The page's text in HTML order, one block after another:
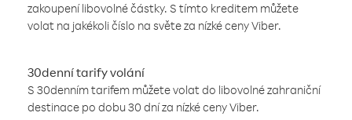
zakoupení libovolné částky. S tímto kreditem můžete
volat na jakékoli číslo na světe za nízké ceny Viber.
30denní tarify volání
S 30denním tarifem můžete volat do libovolné zahraniční
destinace po dobu 30 dní za nízké ceny Viber.